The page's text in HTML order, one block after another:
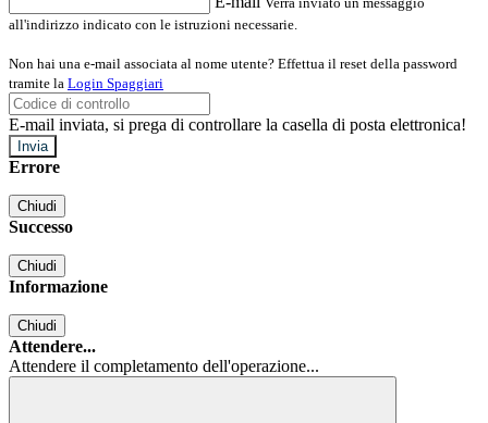
all'indirizzo indicato con le istruzioni necessarie.
Non hai una e-mail associata al nome utente? Effettua il reset della password
tramite la Login Spaggiari
E-mail inviata, si prega di controllare la casella di posta elettronica!
Errore
Chiudi
Successo
Chiudi
Informazione
Chiudi
Attendere...
Attendere il completamento dell'operazione...